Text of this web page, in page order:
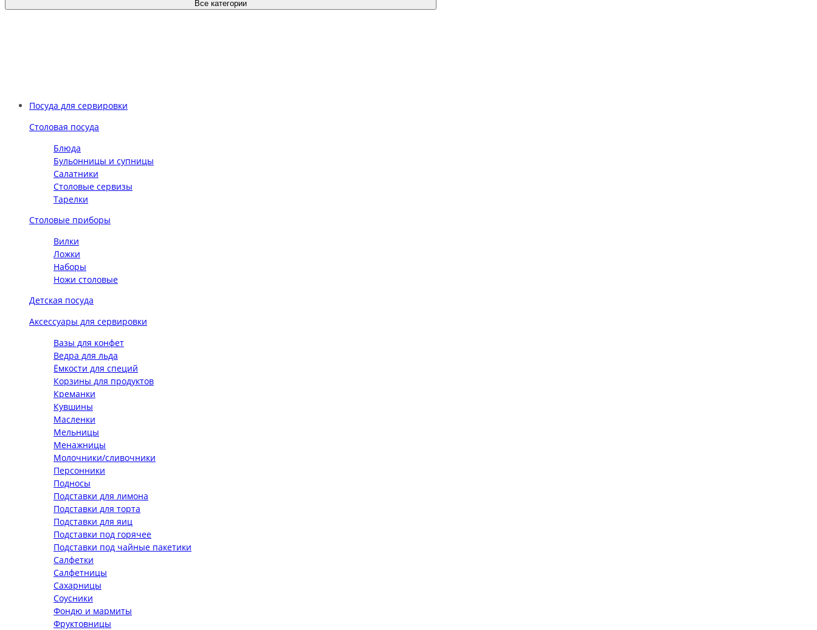
Все категории
Посуда для сервировки
Столовая посуда
Блюда
Бульонницы и супницы
Салатники
Столовые сервизы
Тарелки
Столовые приборы
Вилки
Ложки
Наборы
Ножи столовые
Детская посуда
Аксессуары для сервировки
Вазы для конфет
Ведра для льда
Ёмкости для специй
Корзины для продуктов
Креманки
Кувшины
Масленки
Мельницы
Менажницы
Молочники/сливочники
Персонники
Подносы
Подставки для лимона
Подставки для торта
Подставки для яиц
Подставки под горячее
Подставки под чайные пакетики
Салфетки
Салфетницы
Сахарницы
Соусники
Фондю и мармиты
Фруктовницы